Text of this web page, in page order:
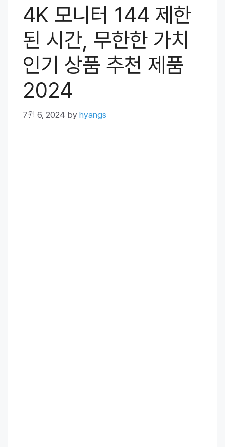
4K 모니터 144 제한
된 시간, 무한한 가치
인기 상품 추천 제품
2024
7월 6, 2024 by hyangs